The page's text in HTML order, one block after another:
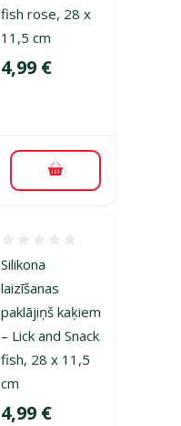
fish rose, 28 x
11,5 cm
Cena
4,99 €
Pievienot grozam
Silikona
laizīšanas
paklājiņš kaķiem
– Lick and Snack
fish, 28 x 11,5
cm
Cena
4,99 €